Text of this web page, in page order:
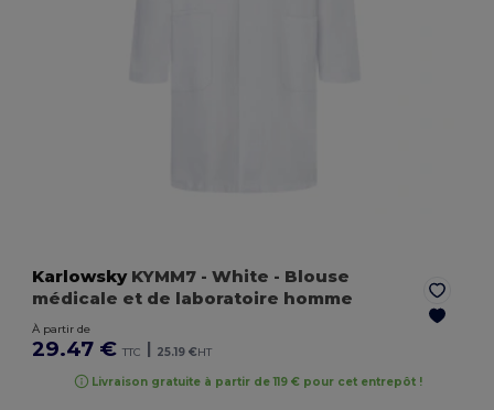
KarlowskyKYMM7 - White - Blouse
médicale et de laboratoire homme
À partir de
29.47 € TTC | 25.19 €HT
Livraison gratuite à partir de 119 € pour cet entrepôt !